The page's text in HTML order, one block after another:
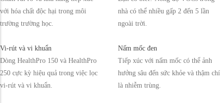
với hóa chất độc hại trong môi
trường trường học.
nhà có thể nhiều gấp 2 đến 5 lần
ngoài trời.
Vi-rút và vi khuẩn
Dòng HealthPro 150 và HealthPro
250 cực kỳ hiệu quả trong việc lọc
vi-rút và vi khuẩn.
Nấm mốc đen
Tiếp xúc với nấm mốc có thể ảnh
hưởng sâu đến sức khỏe và thậm chí
là nhiễm trùng.